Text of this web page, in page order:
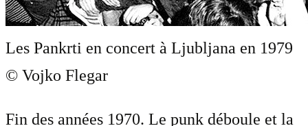
Les Pankrti en concert à Ljubljana en 1979
© Vojko Flegar
Fin des années 1970. Le punk déboule et la